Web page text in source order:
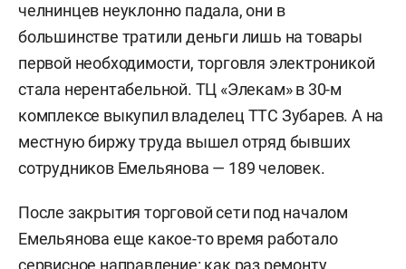
челнинцев неуклонно падала, они в
большинстве тратили деньги лишь на товары
первой необходимости, торговля электроникой
стала нерентабельной. ТЦ «Элекам» в 30-м
комплексе выкупил владелец ТТС Зубарев. А на
местную биржу труда вышел отряд бывших
сотрудников Емельянова — 189 человек.
После закрытия торговой сети под началом
Емельянова еще какое-то время работало
сервисное направление: как раз ремонту